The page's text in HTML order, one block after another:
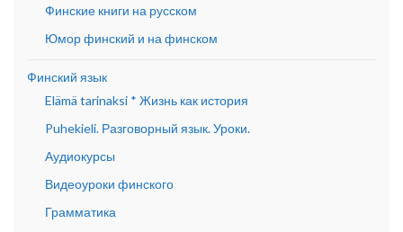
Финские книги на русском
Юмор финский и на финском
Финский язык
Elämä tarinaksi * Жизнь как история
Puhekieli. Разговорный язык. Уроки.
Аудиокурсы
Видеоуроки финского
Грамматика